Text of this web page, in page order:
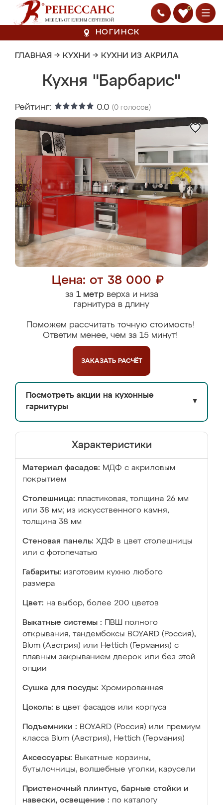
0
НОГИНСК
ГЛАВНАЯ → КУХНИ → КУХНИ ИЗ АКРИЛА
Кухня "Барбарис"
Рейтинг: 0.0 (0 голосов)
Цена: от 38 000 ₽
за 1 метрверха и низа
гарнитура в длину
Поможем рассчитать точную стоимость!
Ответим менее, чем за 15 минут!
ЗАКАЗАТЬ РАСЧЁТ
Посмотреть акции на кухонные
гарнитуры
▼
Характеристики
Материал фасадов: МДФ с акриловым
покрытием
Столешница: пластиковая, толщина 26 мм
или 38 мм; из искусственного камня,
толщина 38 мм
Стеновая панель: ХДФ в цвет столешницы
или с фотопечатью
Габариты: изготовим кухню любого
размера
Цвет: на выбор, более 200 цветов
Выкатные системы :
ПВШ полного
открывания, тандембоксы BOYARD (Россия),
Blum (Австрия) или Hettich (Германия) с
плавным закрыванием дверок или без этой
опции
Сушка для посуды: Хромированная
Цоколь: в цвет фасадов или корпуса
Подъемники : BOYARD (Россия) или премиум
класса Blum (Австрия), Hettich (Германия)
Аксессуары: Выкатные корзины,
бутылочницы, волшебные уголки, карусели
Пристеночный плинтус, барные стойки и
навески, освещение : по каталогу